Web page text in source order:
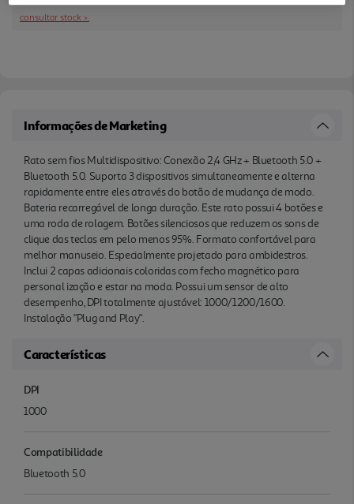
personal ização e estar na moda. Possui um sensor
consultar stock >.
Informações de Marketing
Rato sem fios Multidispositivo: Conexão 2,4 GHz + Bluetooth 5.0 +
Bluetooth 5.0. Suporta 3 dispositivos simultaneamente e alterna
rapidamente entre eles através do botão de mudança de modo.
Bateria recarregável de longa duração. Este rato possui 4 botões e
uma roda de rolagem. Botões silenciosos que reduzem os sons de
clique das teclas em pelo menos 95%. Formato confortável para
melhor manuseio. Especialmente projetado para ambidestros.
Inclui 2 capas adicionais coloridas com fecho magnético para
personal ização e estar na moda. Possui um sensor de alto
desempenho, DPI totalmente ajustável: 1000/1200/1600.
Instalação "Plug and Play".
Características
DPI
1000
Compatibilidade
Bluetooth 5.0